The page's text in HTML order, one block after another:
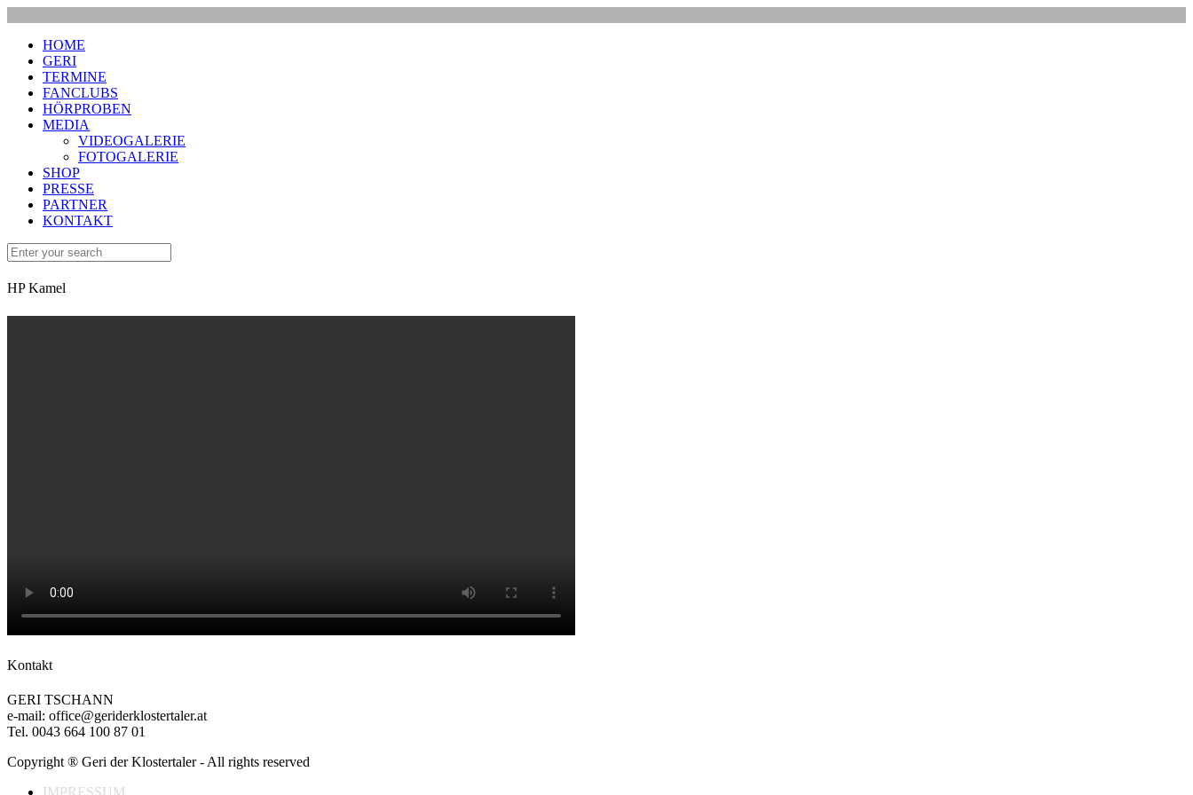
HOME
GERI
TERMINE
FANCLUBS
HÖRPROBEN
MEDIA
VIDEOGALERIE
FOTOGALERIE
SHOP
PRESSE
PARTNER
KONTAKT
HP Kamel
Kontakt
GERI TSCHANN
e-mail: office@geriderklostertaler.at
Tel. 0043 664 100 87 01
Copyright ® Geri der Klostertaler - All rights reserved
IMPRESSUM